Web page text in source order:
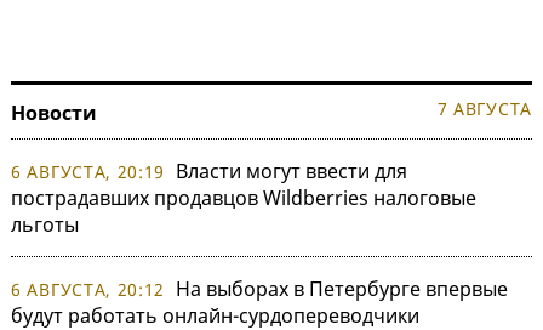
Новости 7 АВГУСТА
6 АВГУСТА, 20:19
Власти могут ввести для
пострадавших продавцов Wildberries налоговые
льготы
6 АВГУСТА, 20:12
На выборах в Петербурге впервые
будут работать онлайн-сурдопереводчики